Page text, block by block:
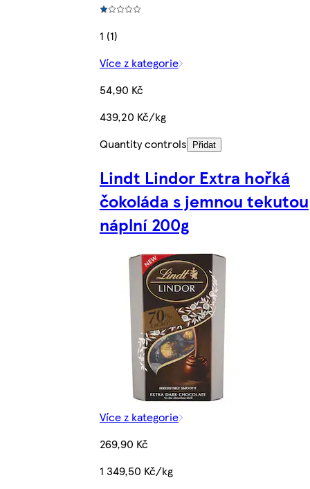
1 (1)
Více z kategorie
54,90 Kč
439,20 Kč/kg
Quantity controls
Přidat
Lindt Lindor Extra hořká
čokoláda s jemnou tekutou
náplní 200g
Více z kategorie
269,90 Kč
1 349,50 Kč/kg